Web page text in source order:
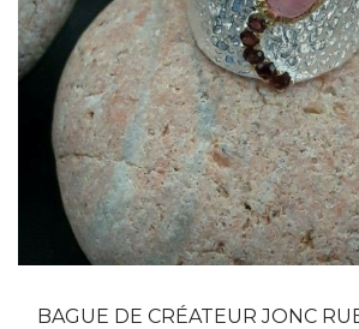
Dans mon panier
APERÇU RAPIDE
BAGUE DE CRÉATEUR JONC